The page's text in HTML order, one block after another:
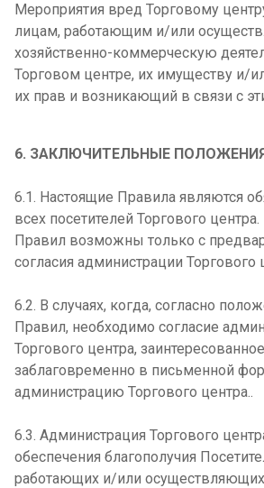
Мероприятия вред Торговому
лицам, работающим и/или
хозяйственно-коммерческую
Торговом центре, их имуществу и/
их прав и возникающий в связи с
6. ЗАКЛЮЧИТЕЛЬНЫЕ
6.1. Настоящие Правила являются
всех посетителей Торгового
Правил возможны только с
согласия администрации Торгового
6.2. В случаях, когда, согласно
Правил, необходимо согласие
Торгового центра,
заблаговременно в письменной
администрацию Торгового центра..
6.3. Администрация Торгового
обеспечения благополучия
работающих и/или осуществляющих